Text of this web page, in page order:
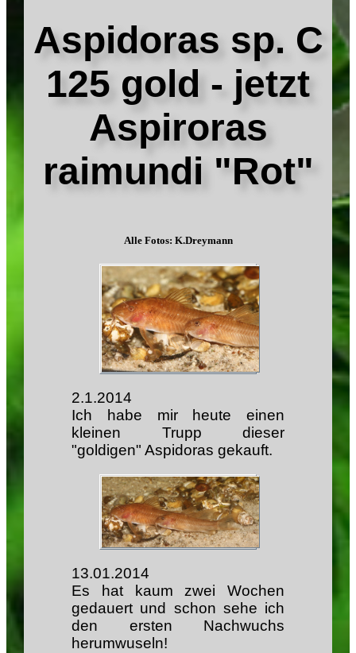
Aspidoras sp. C
125 gold - jetzt
Aspiroras
raimundi "Rot"
Alle Fotos: K.Dreymann
2.1.2014
Ich habe mir heute einen
kleinen Trupp dieser
"goldigen" Aspidoras gekauft.
13.01.2014
Es hat kaum zwei Wochen
gedauert und schon sehe ich
den ersten Nachwuchs
herumwuseln!